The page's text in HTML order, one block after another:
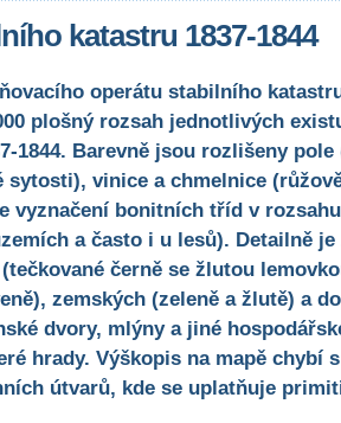
katastru 1837-1844
operátu stabilního
plošný rozsah jednotlivých
1844. Barevně jsou rozlišeny
sytosti), vinice a chmelnice
vyznačení bonitních tříd v
a často i u lesů). Detailně
černě se žlutou
zemských (zeleně a žlutě) a
dvory, mlýny a jiné
hrady. Výškopis na mapě chybí
útvarů, kde se uplatňuje